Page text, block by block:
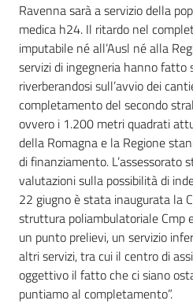
Ravenna sarà a servizio della
medica h24. Il ritardo nel
imputabile né all’Ausl né alla
servizi di ingegneria hanno fatto
riverberandosi sull’avvio dei
completamento del secondo
ovvero i 1.200 metri quadrati
della Romagna e la Regione
di finanziamento. L’assessorato
valutazioni sulla possibilità di
22 giugno è stata inaugurata la
struttura poliambulatoriale Cmp
un punto prelievi, un servizio
altri servizi, tra cui il centro di
oggettivo il fatto che ci siano
puntiamo al completamento”.